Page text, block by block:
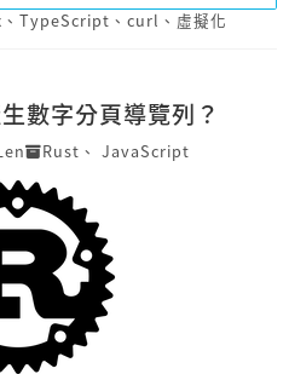
、 TypeScript 、 curl 、 虛擬化
數字分頁導覽列？
Rust 、 JavaScript